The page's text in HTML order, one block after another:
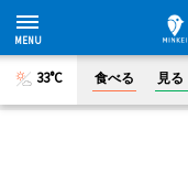
33°C 食べる 見る